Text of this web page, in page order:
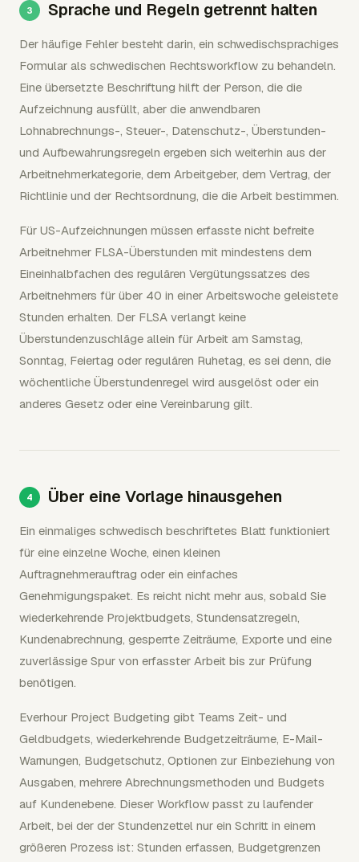
Sprache und Regeln getrennt halten
Der häufige Fehler besteht darin, ein schwedischsprachiges
Formular als schwedischen Rechtsworkflow zu behandeln.
Eine übersetzte Beschriftung hilft der Person, die die
Aufzeichnung ausfüllt, aber die anwendbaren
Lohnabrechnungs-, Steuer-, Datenschutz-, Überstunden-
und Aufbewahrungsregeln ergeben sich weiterhin aus der
Arbeitnehmerkategorie, dem Arbeitgeber, dem Vertrag, der
Richtlinie und der Rechtsordnung, die die Arbeit bestimmen.
Für US-Aufzeichnungen müssen erfasste nicht befreite
Arbeitnehmer FLSA-Überstunden mit mindestens dem
Eineinhalbfachen des regulären Vergütungssatzes des
Arbeitnehmers für über 40 in einer Arbeitswoche geleistete
Stunden erhalten. Der FLSA verlangt keine
Überstundenzuschläge allein für Arbeit am Samstag,
Sonntag, Feiertag oder regulären Ruhetag, es sei denn, die
wöchentliche Überstundenregel wird ausgelöst oder ein
anderes Gesetz oder eine Vereinbarung gilt.
Über eine Vorlage hinausgehen
Ein einmaliges schwedisch beschriftetes Blatt funktioniert
für eine einzelne Woche, einen kleinen
Auftragnehmerauftrag oder ein einfaches
Genehmigungspaket. Es reicht nicht mehr aus, sobald Sie
wiederkehrende Projektbudgets, Stundensatzregeln,
Kundenabrechnung, gesperrte Zeiträume, Exporte und eine
zuverlässige Spur von erfasster Arbeit bis zur Prüfung
benötigen.
Everhour Project Budgeting gibt Teams Zeit- und
Geldbudgets, wiederkehrende Budgetzeiträume, E-Mail-
Warnungen, Budgetschutz, Optionen zur Einbeziehung von
Ausgaben, mehrere Abrechnungsmethoden und Budgets
auf Kundenebene. Dieser Workflow passt zu laufender
Arbeit, bei der der Stundenzettel nur ein Schritt in einem
größeren Prozess ist: Stunden erfassen, Budgetgrenzen